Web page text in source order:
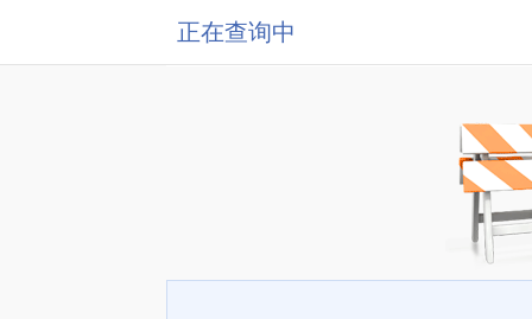
正在查询中